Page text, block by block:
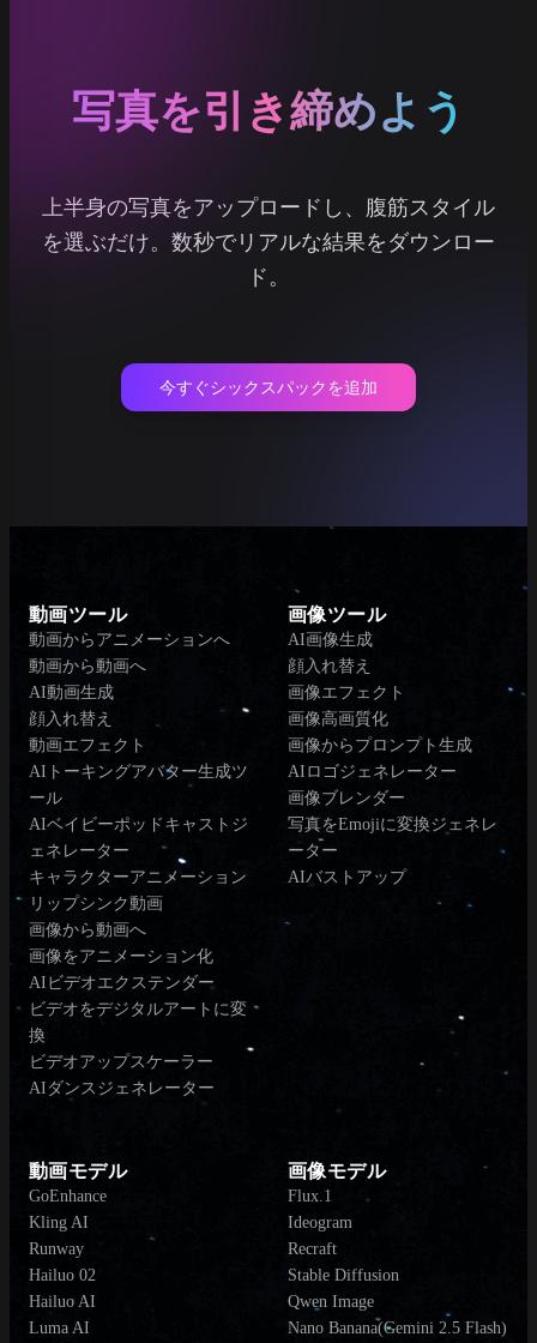
写真を引き締めよう
上半身の写真をアップロードし、腹筋スタイル
を選ぶだけ。数秒でリアルな結果をダウンロー
ド。
今すぐシックスパックを追加
動画ツール
動画からアニメーションへ
動画から動画へ
AI動画生成
顔入れ替え
動画エフェクト
AIトーキングアバター生成ツ
ール
AIベイビーポッドキャストジ
ェネレーター
キャラクターアニメーション
リップシンク動画
画像から動画へ
画像をアニメーション化
AIビデオエクステンダー
ビデオをデジタルアートに変
換
ビデオアップスケーラー
AIダンスジェネレーター
画像ツール
AI画像生成
顔入れ替え
画像エフェクト
画像高画質化
画像からプロンプト生成
AIロゴジェネレーター
画像ブレンダー
写真をEmojiに変換ジェネレ
ーター
AIバストアップ
動画モデル
GoEnhance
Kling AI
Runway
Hailuo 02
Hailuo AI
Luma AI
画像モデル
Flux.1
Ideogram
Recraft
Stable Diffusion
Qwen Image
Nano Banana(Gemini 2.5 Flash)